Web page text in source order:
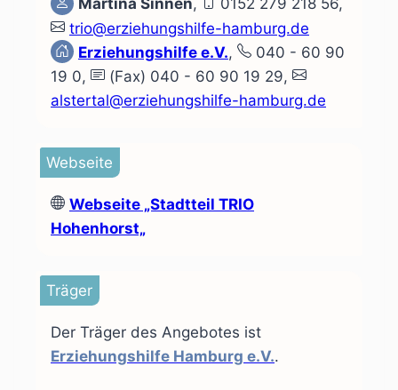
trio@erziehungshilfe-hamburg.de
Erziehungshilfe e.V.,
040 - 60 90
19 0,
(Fax) 040 - 60 90 19 29,
alstertal@erziehungshilfe-hamburg.de
Webseite
Webseite „Stadtteil TRIO
Hohenhorst„
Träger
Der Träger des Angebotes ist
Erziehungshilfe Hamburg e.V..